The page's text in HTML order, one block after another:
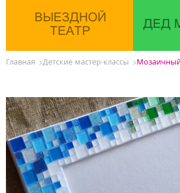
ВЫЕЗДНОЙ
ТЕАТР
ДЕД
Главная Детские мастер-классы